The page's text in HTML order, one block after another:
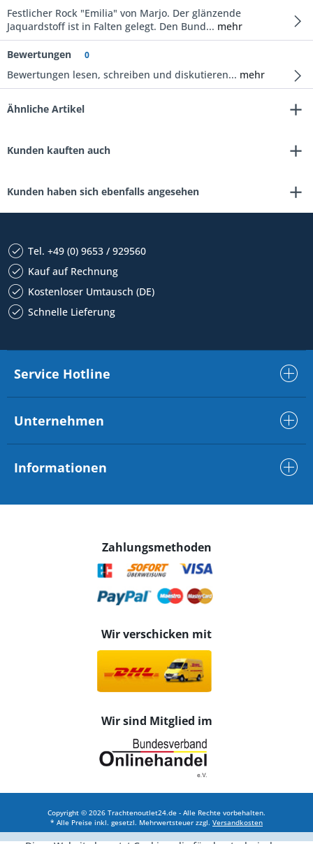
Festlicher Rock "Emilia" von Marjo. Der glänzende
Jaquardstoff ist in Falten gelegt. Den Bund... mehr
Bewertungen 0
Bewertungen lesen, schreiben und diskutieren... mehr
Ähnliche Artikel
Kunden kauften auch
Kunden haben sich ebenfalls angesehen
Tel. +49 (0) 9653 / 929560
Kauf auf Rechnung
Kostenloser Umtausch (DE)
Schnelle Lieferung
Service Hotline
Unternehmen
Informationen
Zahlungsmethoden
Wir verschicken mit
Wir sind Mitglied im
Copyright © 2026 Trachtenoutlet24.de - Alle Rechte vorbehalten.
* Alle Preise inkl. gesetzl. Mehrwertsteuer zzgl. Versandkosten